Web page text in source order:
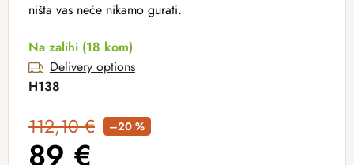
ništa vas neće nikamo gurati.
Na zalihi (18 kom)
Delivery options
H138
112,10 € –20 %
89 €